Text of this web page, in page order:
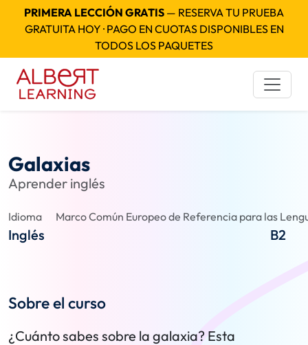
PRIMERA LECCIÓN GRATIS — RESERVA TU PRUEBA
GRATUITA HOY · PAGO EN CUOTAS DISPONIBLES EN
TODOS LOS PAQUETES
Galaxias
Aprender inglés
Idioma
Inglés
Marco Común Europeo de Referencia para las
B2
Sobre el curso
¿Cuánto sabes sobre la galaxia? Esta